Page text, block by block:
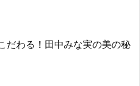
だわる！田中みな実の美の秘